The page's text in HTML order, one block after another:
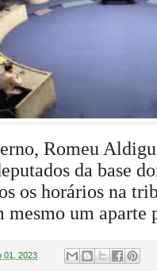
Romeu
da base
os horários na
mesmo um aparte
01, 2023